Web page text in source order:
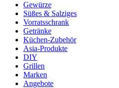
Gewürze
Süßes & Salziges
Vorratsschrank
Getränke
Küchen-Zubehör
Asia-Produkte
DIY
Grillen
Marken
Angebote